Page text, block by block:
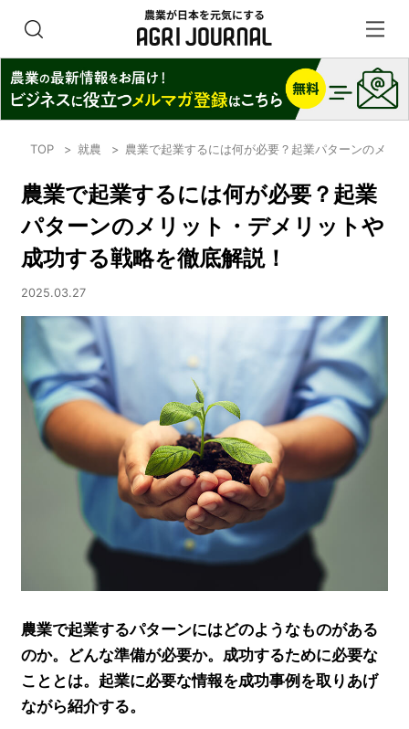
TOP 就農 農業で起業するには何が必要？起業パターンのメリ
農業で起業するには何が必要？起業
パターンのメリット・デメリットや
成功する戦略を徹底解説！
2025.03.27
農業で起業するパターンにはどのようなものがある
のか。どんな準備が必要か。成功するために必要な
こととは。起業に必要な情報を成功事例を取りあげ
ながら紹介する。